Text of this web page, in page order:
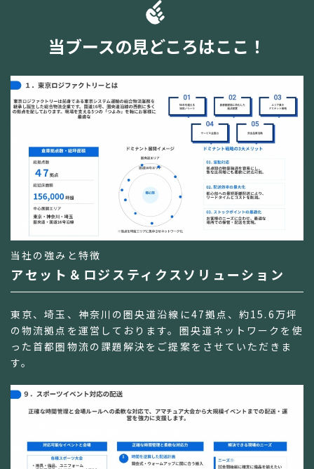
当ブースの見どころはここ！
当社の強みと特徴
アセット＆ロジスティクスソリューション
東京、埼玉、神奈川の圏央道沿線に47拠点、約15.6万坪
の物流拠点を運営しております。圏央道ネットワークを使
った首都圏物流の課題解決をご提案をさせていただきま
す。